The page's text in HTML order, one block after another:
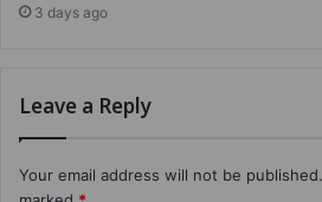
3 days ago
Leave a Reply
Your email address will not be published.